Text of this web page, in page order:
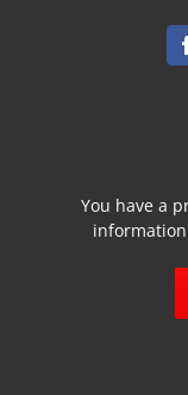
You have a